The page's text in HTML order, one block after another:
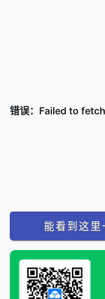
能看到这